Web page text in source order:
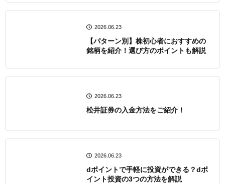
2026.06.23
【パターン別】株初心者におすすめの
銘柄を紹介！選び方のポイントも解説
2026.06.23
松井証券の入金方法をご紹介！
2026.06.23
dポイントで手軽に投資ができる？dポ
イント投資の3つの方法を解説